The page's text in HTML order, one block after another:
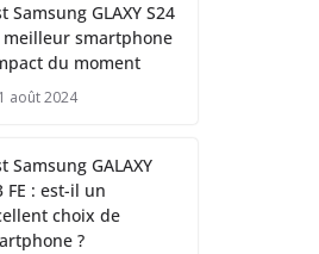
Samsung GLAXY S24
meilleur smartphone
du moment
août 2024
Samsung GALAXY
FE : est-il un
choix de
?